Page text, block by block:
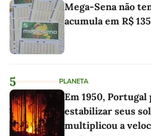
Mega-Sena não
acumula em R$
5 PLANETA
Em 1950,
estabilizar seus
multiplicou a